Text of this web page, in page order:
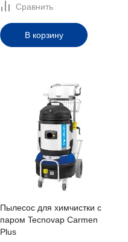
Сравнить
В корзину
Пылесос для химчистки с
паром Tecnovap Carmen
Plus